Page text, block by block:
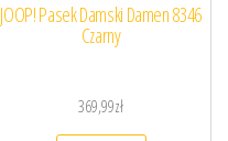
JOOP! Pasek Damski Damen 8346
Czarny
369,99zł